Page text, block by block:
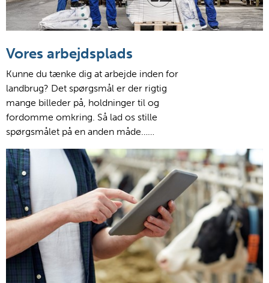
Vores arbejdsplads
Kunne du tænke dig at arbejde inden for
landbrug? Det spørgsmål er der rigtig
mange billeder på, holdninger til og
fordomme omkring. Så lad os stille
spørgsmålet på en anden måde……